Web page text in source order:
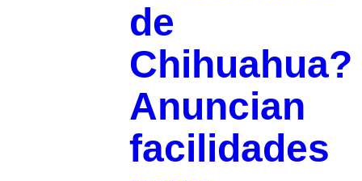
de
Chihuahua?
Anuncian
facilidades